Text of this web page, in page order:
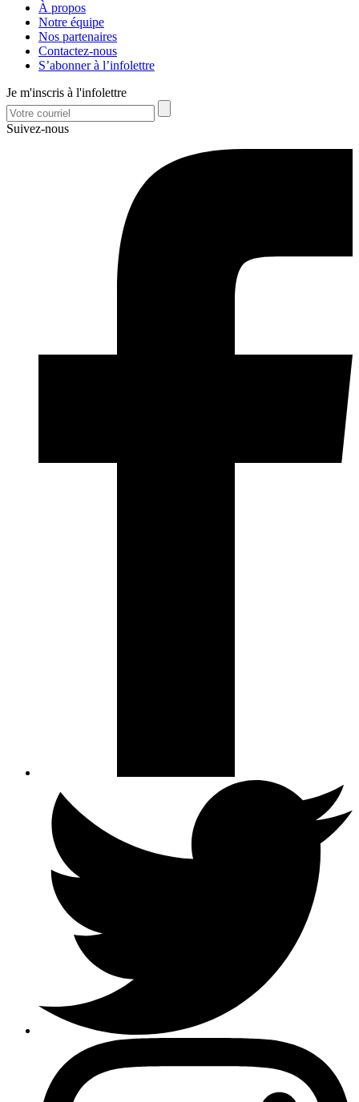
À propos
Notre équipe
Nos partenaires
Contactez-nous
S’abonner à l’infolettre
Je m'inscris à l'infolettre
Suivez-nous